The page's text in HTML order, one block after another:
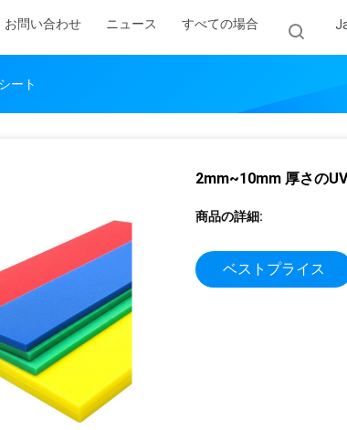
お問い合わせ ニュース すべての場合
ート
2mm~10mm 厚さの
商品の詳細:
ベストプライス